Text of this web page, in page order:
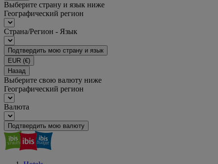
Выберите страну и язык ниже
Географический регион
Страна/Регион - Язык
Подтвердить мою страну и язык
EUR (€)
Назад
Выберите свою валюту ниже
Географический регион
Валюта
Подтвердить мою валюту